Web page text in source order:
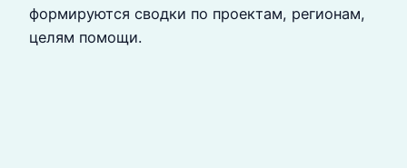
формируются сводки по проектам, регионам,
целям помощи.